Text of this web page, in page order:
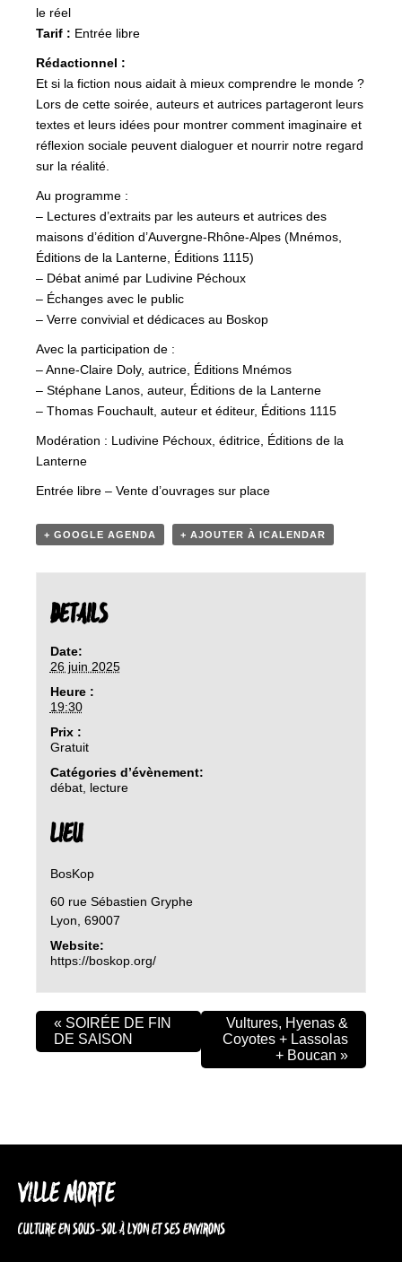
le réel
Tarif : Entrée libre
Rédactionnel :
Et si la fiction nous aidait à mieux comprendre le monde ?
Lors de cette soirée, auteurs et autrices partageront leurs
textes et leurs idées pour montrer comment imaginaire et
réflexion sociale peuvent dialoguer et nourrir notre regard
sur la réalité.
Au programme :
– Lectures d’extraits par les auteurs et autrices des
maisons d’édition d’Auvergne-Rhône-Alpes (Mnémos,
Éditions de la Lanterne, Éditions 1115)
– Débat animé par Ludivine Péchoux
– Échanges avec le public
– Verre convivial et dédicaces au Boskop
Avec la participation de :
– Anne-Claire Doly, autrice, Éditions Mnémos
– Stéphane Lanos, auteur, Éditions de la Lanterne
– Thomas Fouchault, auteur et éditeur, Éditions 1115
Modération : Ludivine Péchoux, éditrice, Éditions de la
Lanterne
Entrée libre – Vente d’ouvrages sur place
+ GOOGLE AGENDA + AJOUTER À ICALENDAR
DETAILS
Date:
26 juin 2025
Heure :
19:30
Prix :
Gratuit
Catégories d’évènement:
débat, lecture
LIEU
BosKop
60 rue Sébastien Gryphe
Lyon 69007
Website:
https://boskop.org/
« SOIRÉE DE FIN
DE SAISON
Vultures, Hyenas &
Coyotes + Lassolas
+ Boucan »
VILLE MORTE
CULTURE EN SOUS-SOL À LYON ET SES ENVIRONS